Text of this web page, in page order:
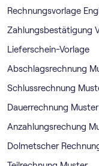
Rechnungsvorlage
Zahlungsbestätigung
Lieferschein-Vorlage
Abschlagsrechnung
Schlussrechnung
Dauerrechnung Muster
Anzahlungsrechung
Dolmetscher